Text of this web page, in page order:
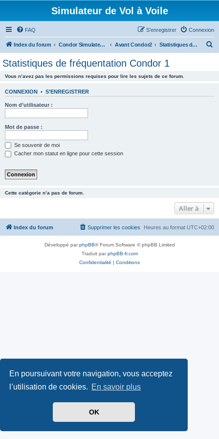
En poursuivant votre navigation, vous acceptez
l’utilisation de cookies. En savoir plus
OK
Simulateur de Vol à Voile
FAQ Connexion
S’enregistrer
Index du forum Condor Simulateur de Vol à Voile Avant Condor2 Statistiques de fréquentation Condor 1
Statistiques de fréquentation Condor 1
Vous n’avez pas les permissions requises pour lire les sujets de ce forum.
CONNEXION • S’ENREGISTRER
Nom d’utilisateur :
Mot de passe :
Se souvenir de moi
Cacher mon statut en ligne pour cette session
Cette catégorie n’a pas de forum.
Aller à
Index du forum Heures au format UTC+02:00
Supprimer les cookies
Développé parphpBB® Forum Software © phpBB Limited
Traduit parphpBB-fr.com
Confidentialité | Conditions